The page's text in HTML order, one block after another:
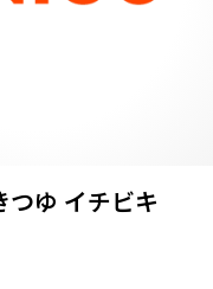
つゆ イチビキ